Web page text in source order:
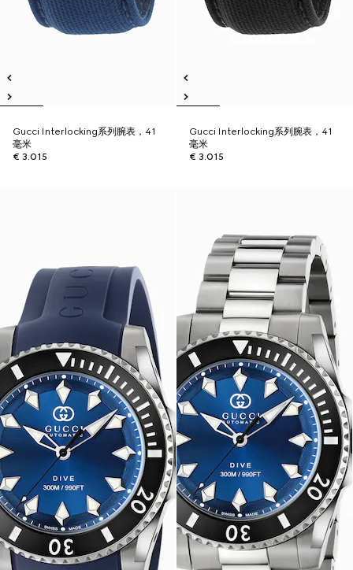
Gucci Interlocking系列腕表，41
毫米
€ 3.015
Gucci Interlocking系列腕表，41
毫米
€ 3.015